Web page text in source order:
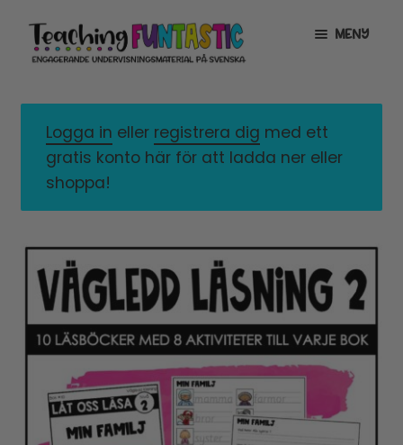
Hoppa
till
navigering
Gå
till
innehåll
MENY
MITT KONTO
GRATISMATERIAL
LICENSER
EXPANDERA
UNDERMENY
TYPSNITT
Logga in eller registrera dig med ett
gratis konto här för att ladda ner eller
shoppa!